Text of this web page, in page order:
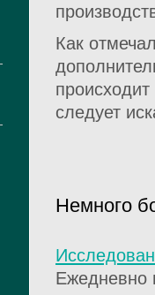
Как
следует
Немного
Ежедневно